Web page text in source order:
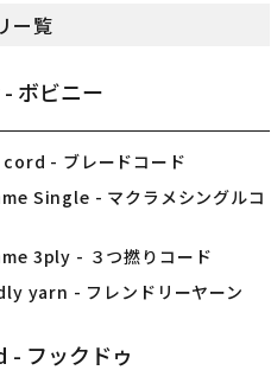
ー覧
ボビニー
- ブレードコード
Single - マクラメシングルコ
3ply - ３つ撚りコード
yarn - フレンドリーヤーン
- フックドゥ